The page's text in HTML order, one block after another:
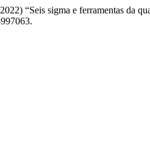
“Seis sigma e ferramentas da